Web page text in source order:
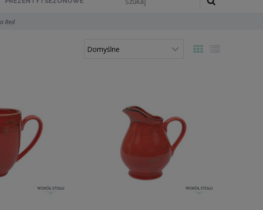
Red